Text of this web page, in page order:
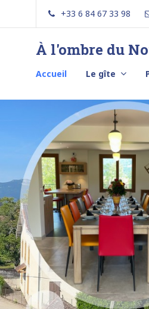
+33 6 84 67 33 98
À l'ombre du
Séjournez
au
Savoie
Accueil Le gîte